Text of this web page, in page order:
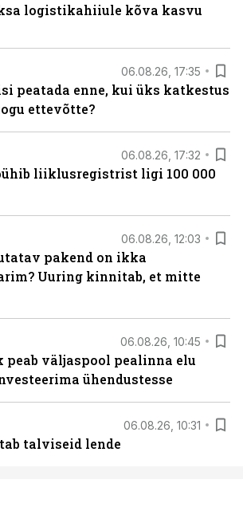
logistikahiiule kõva kasvu
06.08.26, 17:35
peatada enne, kui üks katkestus
ettevõtte?
06.08.26, 17:32
liiklusregistrist ligi 100 000
06.08.26, 12:03
pakend on ikka
Uuring kinnitab, et mitte
06.08.26, 10:45
peab väljaspool pealinna elu
ühendustesse
06.08.26, 10:31
talviseid lende